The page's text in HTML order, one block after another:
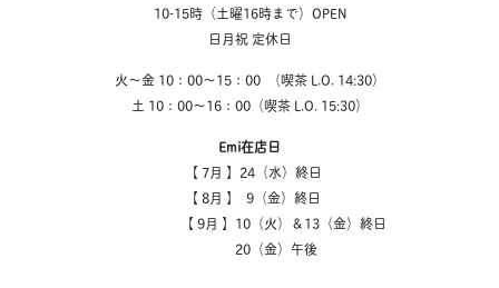
10-15時（土曜16時まで）OPEN
日月祝 定休日
火～金 10：00～15：00 （喫茶 L.O. 14:30）
土 10：00～16：00（喫茶 L.O. 15:30）
Emi在店日
【 7月 】24（水）終日
【 8月 】 9（金）終日
【 9月 】10（火）＆13（金）終日
20（金）午後